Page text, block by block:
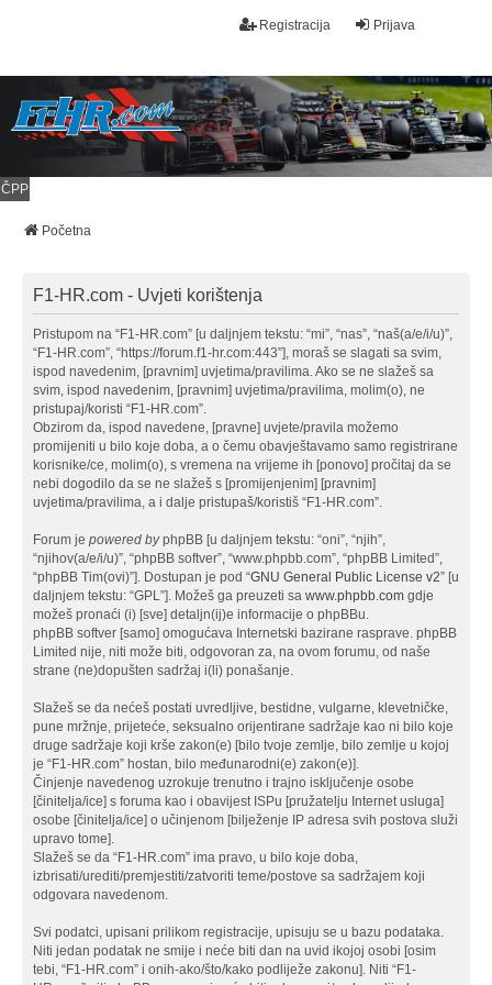
Prijava
Registracija
ČPP
Početna
F1-HR.com - Uvjeti korištenja
Pristupom na “F1-HR.com” [u daljnjem tekstu: “mi”, “nas”, “naš(a/e/i/u)”,
“F1-HR.com”, “https://forum.f1-hr.com:443”], moraš se slagati sa svim,
ispod navedenim, [pravnim] uvjetima/pravilima. Ako se ne slažeš sa
svim, ispod navedenim, [pravnim] uvjetima/pravilima, molim(o), ne
pristupaj/koristi “F1-HR.com”.
Obzirom da, ispod navedene, [pravne] uvjete/pravila možemo
promijeniti u bilo koje doba, a o čemu obavještavamo samo registrirane
korisnike/ce, molim(o), s vremena na vrijeme ih [ponovo] pročitaj da se
nebi dogodilo da se ne slažeš s [promijenjenim] [pravnim]
uvjetima/pravilima, a i dalje pristupaš/koristiš “F1-HR.com”.
Forum je powered byphpBB [u daljnjem tekstu: “oni”, “njih”,
“njihov(a/e/i/u)”, “phpBB softver”, “www.phpbb.com”, “phpBB Limited”,
“phpBB Tim(ovi)”]. Dostupan je pod “GNU General Public License v2” [u
daljnjem tekstu: “GPL”]. Možeš ga preuzeti sa www.phpbb.com gdje
možeš pronaći (i) [sve] detaljn(ij)e informacije o phpBBu.
phpBB softver [samo] omogućava Internetski bazirane rasprave. phpBB
Limited nije, niti može biti, odgovoran za, na ovom forumu, od naše
strane (ne)dopušten sadržaj i(li) ponašanje.
Slažeš se da nećeš postati uvredljive, bestidne, vulgarne, klevetničke,
pune mržnje, prijeteće, seksualno orijentirane sadržaje kao ni bilo koje
druge sadržaje koji krše zakon(e) [bilo tvoje zemlje, bilo zemlje u kojoj
je “F1-HR.com” hostan, bilo međunarodni(e) zakon(e)].
Činjenje navedenog uzrokuje trenutno i trajno isključenje osobe
[činitelja/ice] s foruma kao i obavijest ISPu [pružatelju Internet usluga]
osobe [činitelja/ice] o učinjenom [bilježenje IP adresa svih postova služi
upravo tome].
Slažeš se da “F1-HR.com” ima pravo, u bilo koje doba,
izbrisati/urediti/premjestiti/zatvoriti teme/postove sa sadržajem koji
odgovara navedenom.
Svi podatci, upisani prilikom registracije, upisuju se u bazu podataka.
Niti jedan podatak ne smije i neće biti dan na uvid ikojoj osobi [osim
tebi, “F1-HR.com” i onih-ako/što/kako podliježe zakonu]. Niti “F1-